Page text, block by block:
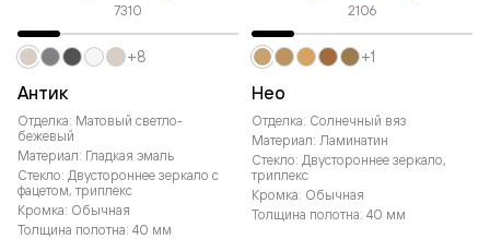
7310
Антик
Отделка: Матовый светло-
бежевый
Материал: Гладкая эмаль
Стекло: Двустороннее зеркало с
фацетом, триплекс
Кромка: Обычная
Толщина полотна: 40 мм
+8
2106
Нео
Отделка: Солнечный вяз
Материал: Ламинатин
Стекло: Двустороннее зеркало,
триплекс
Кромка: Обычная
Толщина полотна: 40 мм
+1